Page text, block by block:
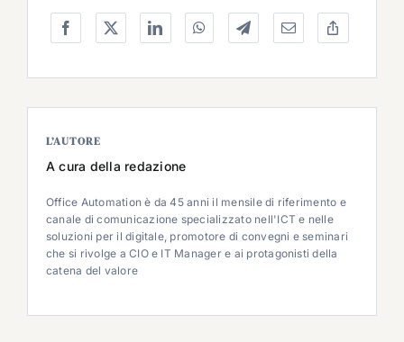
L’AUTORE
A cura della redazione
Office Automation è da 45 anni il mensile di riferimento e
canale di comunicazione specializzato nell'ICT e nelle
soluzioni per il digitale, promotore di convegni e seminari
che si rivolge a CIO e IT Manager e ai protagonisti della
catena del valore